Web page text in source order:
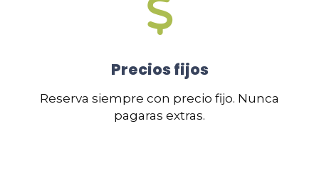
Precios fijos
Reserva siempre con precio fijo. Nunca
pagaras extras.